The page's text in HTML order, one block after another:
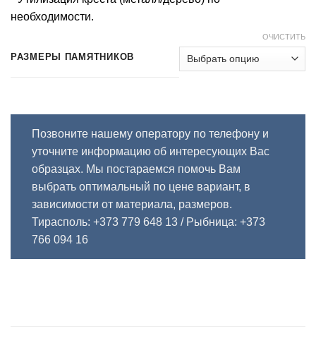
необходимости.
РАЗМЕРЫ ПАМЯТНИКОВ
ОЧИСТИТЬ
Позвоните нашему оператору по телефону и
уточните информацию об интересующих Вас
образцах. Мы постараемся помочь Вам
выбрать оптимальный по цене вариант, в
зависимости от материала, размеров.
Тирасполь: +373 779 648 13 / Рыбница: +373
766 094 16